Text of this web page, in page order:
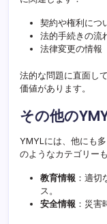
契約や権利につ
法的手続きの流
法律変更の情報
法的な問題に直面し
価値があります。
その他の
YMYLには、他にも
のようなカテゴリー
教育情報 ：適
ス。
安全情報 ：災害